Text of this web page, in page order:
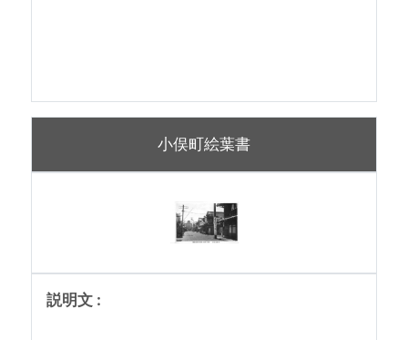
小俣町絵葉書